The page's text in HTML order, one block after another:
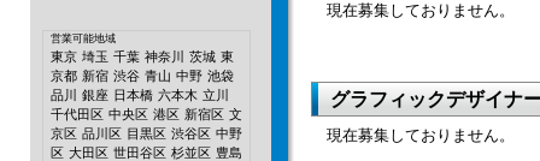
営業可能地域
東京 埼玉 千葉 神奈川 茨城 東
京都 新宿 渋谷 青山 中野 池袋
品川
銀座 日本橋 六本木 立川
千代田区 中央区 港区 新宿区 文
京区 品川区 目黒区 渋谷区 中野
区 大田区 世田谷区 杉並区 豊島
現在募集しておりません。
グラフィックデザイナ
現在募集しておりません。